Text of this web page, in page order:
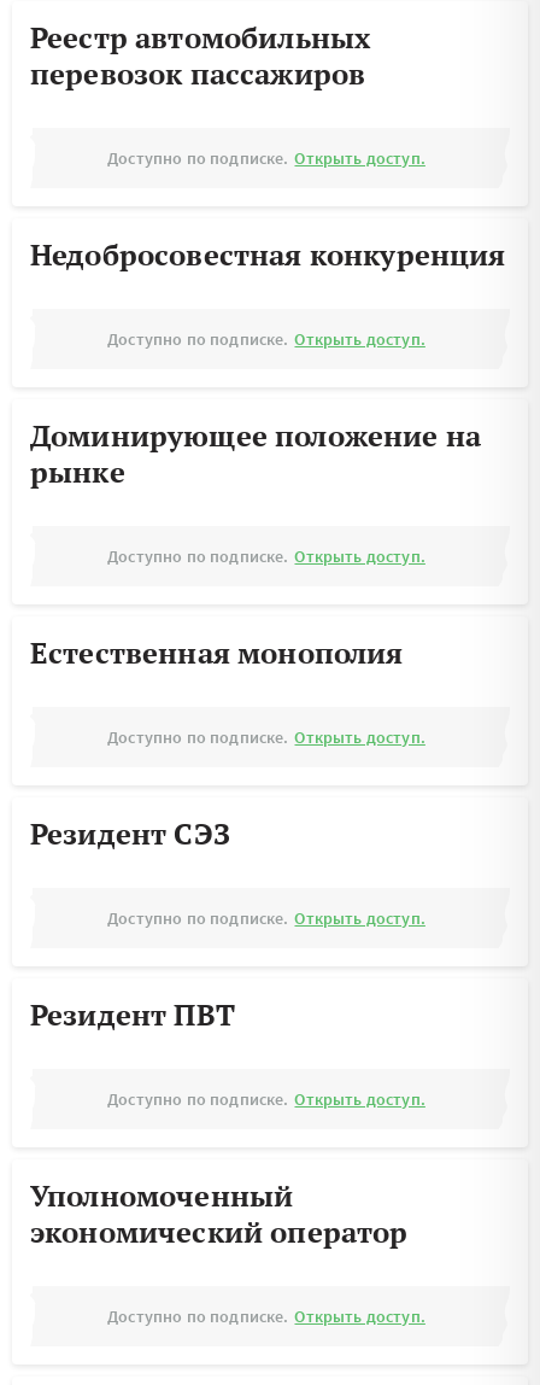
Реестр автомобильных
перевозок пассажиров
Доступно по подписке. Открыть доступ.
Недобросовестная конкуренция
Доступно по подписке. Открыть доступ.
Доминирующее положение на
рынке
Доступно по подписке. Открыть доступ.
Естественная монополия
Доступно по подписке. Открыть доступ.
Резидент СЭЗ
Доступно по подписке. Открыть доступ.
Резидент ПВТ
Доступно по подписке. Открыть доступ.
Уполномоченный
экономический оператор
Доступно по подписке. Открыть доступ.